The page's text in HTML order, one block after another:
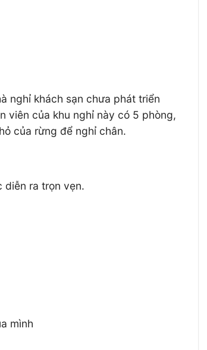
nghỉ khách sạn chưa phát triển
viên của khu nghỉ này có 5 phòng,
của rừng để nghỉ chân.
diễn ra trọn vẹn.
mình